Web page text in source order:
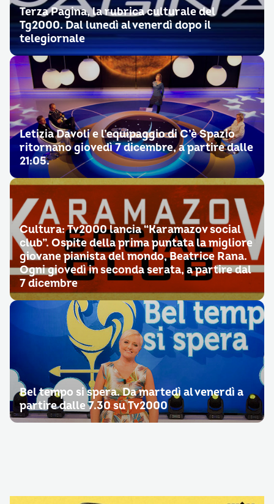
Terza Pagina, la rubrica culturale del
Tg2000. Dal lunedì al venerdì dopo il
telegiornale
Letizia Davoli e l’equipaggio di C’è Spazio
ritornano giovedì 7 dicembre, a partire dalle
21:05.
Cultura: Tv2000 lancia “Karamazov social
club”. Ospite della prima puntata la migliore
giovane pianista del mondo, Beatrice Rana.
Ogni giovedì in seconda serata, a partire dal
7 dicembre
Bel tempo si spera. Da martedì al venerdì a
partire dalle 7.30 su Tv2000